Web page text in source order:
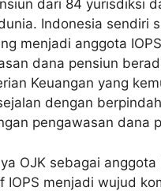
dari 84 yurisdiksi
Indonesia sendiri
menjadi anggota
dana pensiun
Keuangan yang
dengan
pengawasan dana
OJK sebagai anggota
IOPS menjadi wujud